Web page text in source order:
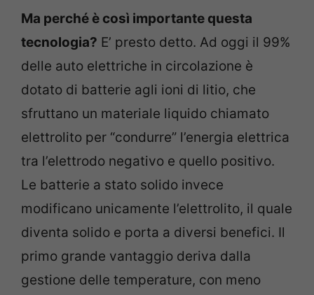
Ma perché è così importante questa
tecnologia? E’ presto detto. Ad oggi il 99%
delle auto elettriche in circolazione è
dotato di batterie agli ioni di litio, che
sfruttano un materiale liquido chiamato
elettrolito per “condurre” l’energia elettrica
tra l’elettrodo negativo e quello positivo.
Le batterie a stato solido invece
modificano unicamente l’elettrolito, il quale
diventa solido e porta a diversi benefici. Il
primo grande vantaggio deriva dalla
gestione delle temperature, con meno